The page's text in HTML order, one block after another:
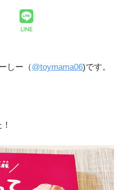
LINE
しー（@toymama06)です。